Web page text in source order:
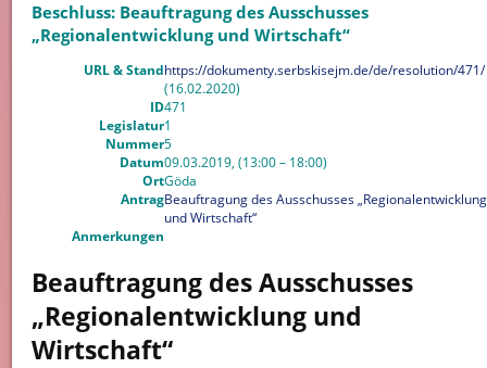
Beschluss: Beauftragung des Ausschusses
„Regionalentwicklung und Wirtschaft“
URL & Standhttps://dokumenty.serbskisejm.de/de/resolution/471/
(16.02.2020)
ID471
Legislatur1
Nummer5
Datum09.03.2019, (13:00 – 18:00)
OrtGöda
AntragBeauftragung des Ausschusses „Regionalentwicklung
und Wirtschaft“
Anmerkungen
Beauftragung des Ausschusses
„Regionalentwicklung und
Wirtschaft“